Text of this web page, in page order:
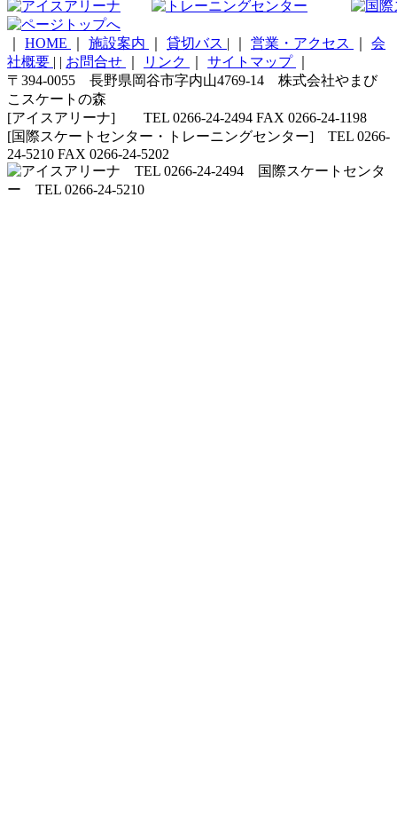
HOME 施設案内 貸切バス | 営業・アクセス
会
社概要 | | お問合せ リンク サイトマップ
〒394-0055 長野県岡谷市字内山4769-14 株式会社やまび
こスケートの森
[アイスアリーナ] TEL 0266-24-2494 FAX 0266-24-1198
[国際スケートセンター・トレーニングセンター] TEL 0266-
24-5210 FAX 0266-24-5202